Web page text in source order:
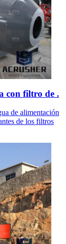
con filtro de .
de alimentación
de los filtros